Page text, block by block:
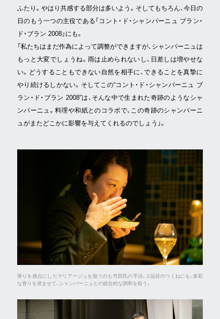
ふたり。やはり共感する部分は多いよう。そしてもちろん、今日の
日のもう一つの主役である「コント・ド・シャンパーニュ ブラン・
ド・ブラン 2008」にも。
「私たちはまだ作為によって調整ができますが、シャンパーニュは
もっと大変でしょうね。雨は止められないし、日差しは増やせな
い。どうすることもできない自然を相手に、できることを真摯に
やり続けるしかない。そしてこの“コント・ド・シャンパーニュ ブ
ラン・ド・ブラン 2008”は、そんな中で生まれた奇跡のようなシャ
ンパーニュ。料理や和紙とのコラボで、この奇跡のシャンパーニ
ュがまたどこかに影響を与えてくれるのでしょう」。
香りを接点にしたマリアージュを狙うのも竹田氏の手法。2品目のつくねにも、多彩
な香りを潜ませて、シャンパーニュとの総合的な調和を狙う。